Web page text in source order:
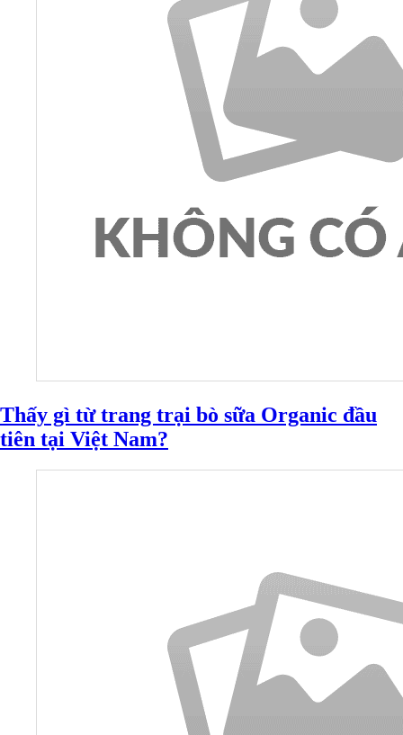
Thấy gì từ trang trại bò sữa Organic đầu
tiên tại Việt Nam?